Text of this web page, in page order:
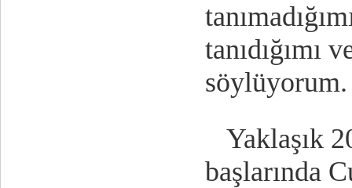
tanıdığımı
söylüyorum.
Yaklaşık
başlarında